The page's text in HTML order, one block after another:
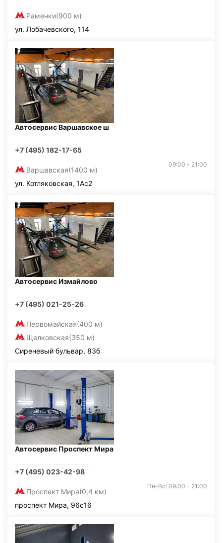
Раменки(900 м)
ул. Лобачевского, 114
Автосервис Варшавское ш
+7 (495) 182-17-65
Варшавская(1400 м)
09:00 - 21:00
ул. Котляковская, 1Ас2
Автосервис Измайлово
+7 (495) 021-25-26
Первомайская(400 м)
Щелковская(350 м)
Сиреневый бульвар, 83б
Автосервис Проспект Мира
+7 (495) 023-42-98
Проспект Мира(0,4 км)
Пн-Вс: 09:00 - 21:00
проспект Мира, 96с16